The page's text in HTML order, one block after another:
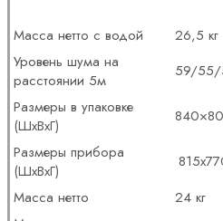
Масса нетто с водой
26,5 кг
Уровень шума на
расстоянии 5м
59/55/
Размеры в упаковке
(ШхВхГ)
Размеры прибора
(ШхВхГ)
Масса нетто
24 кг